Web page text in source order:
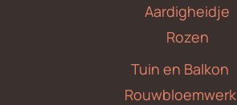
Aardigheidje
Rozen
Tuin en Balkon
Rouwbloemwerk